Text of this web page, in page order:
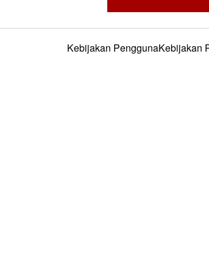
Kebijakan PenggunaKebijakan